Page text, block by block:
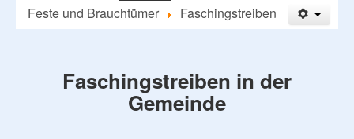
Feste und Brauchtümer
Faschingstreiben
Faschingstreiben in der
Gemeinde